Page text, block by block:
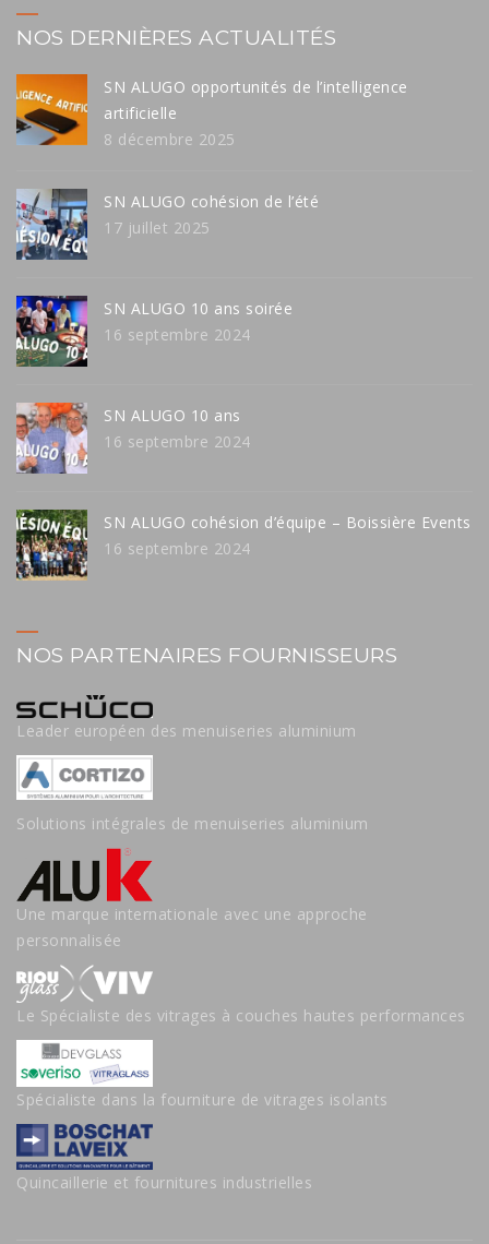
NOS DERNIÈRES ACTUALITÉS
SN ALUGO opportunités de l’intelligence
artificielle
8 décembre 2025
SN ALUGO cohésion de l’été
17 juillet 2025
SN ALUGO 10 ans soirée
16 septembre 2024
SN ALUGO 10 ans
16 septembre 2024
SN ALUGO cohésion d’équipe – Boissière Events
16 septembre 2024
NOS PARTENAIRES FOURNISSEURS
Leader européen des menuiseries aluminium
Solutions intégrales de menuiseries aluminium
Une marque internationale avec une approche
personnalisée
Le Spécialiste des vitrages à couches hautes performances
Spécialiste dans la fourniture de vitrages isolants
Quincaillerie et fournitures industrielles